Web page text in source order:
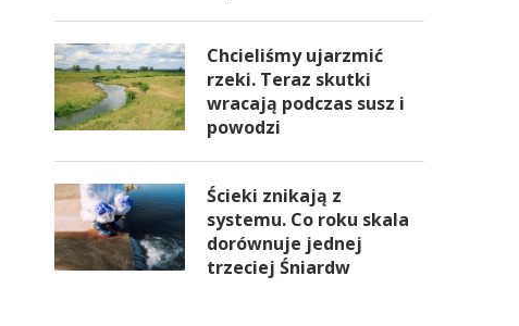
Chcieliśmy ujarzmić
rzeki. Teraz skutki
wracają podczas susz i
powodzi
Ścieki znikają z
systemu. Co roku skala
dorównuje jednej
trzeciej Śniardw